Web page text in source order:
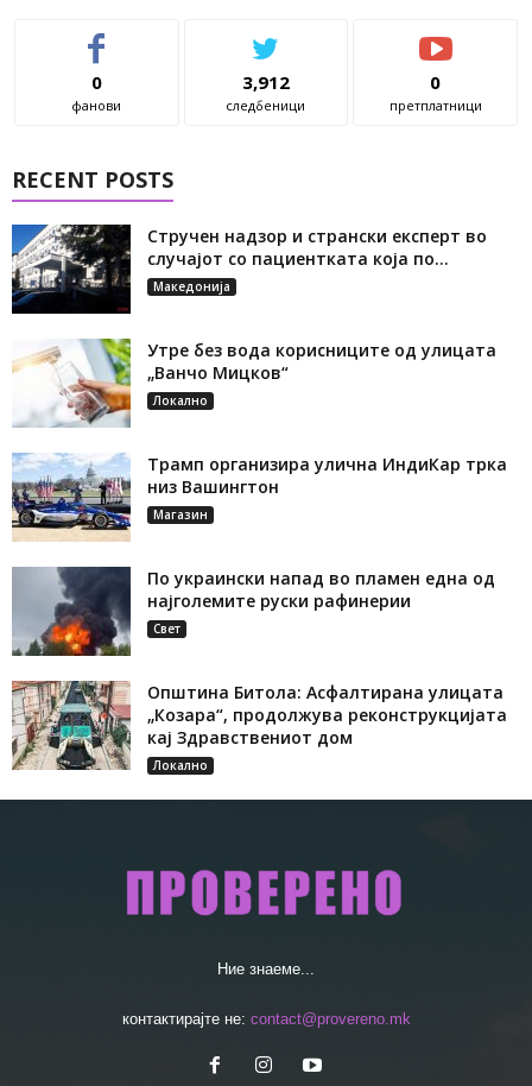
0
фанови
3,912
следбеници
0
претплатници
RECENT POSTS
Стручен надзор и странски експерт во
случајот со пациентката која по...
Македонија
Утре без вода корисниците од улицата
„Ванчо Мицков“
Локално
Трамп организира улична ИндиКар трка
низ Вашингтон
Магазин
По украински напад во пламен една од
најголемите руски рафинерии
Свет
Општина Битола: Асфалтирана улицата
„Козара“, продолжува реконструкцијата
кај Здравствениот дом
Локално
Ние знаеме...
контактирајте не: contact@provereno.mk